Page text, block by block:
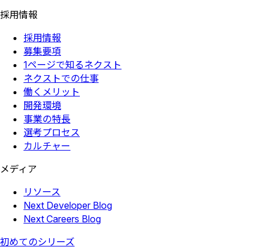
採用情報
採用情報
募集要項
1ページで知るネクスト
ネクストでの仕事
働くメリット
開発環境
事業の特長
選考プロセス
カルチャー
メディア
リソース
Next Developer Blog
Next Careers Blog
初めてのシリーズ